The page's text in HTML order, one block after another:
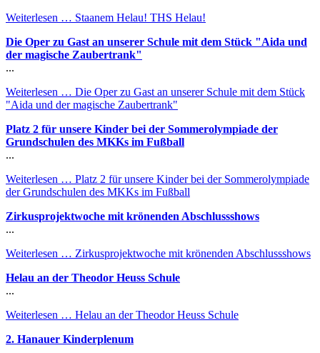
Weiterlesen … Staanem Helau! THS Helau!
Die Oper zu Gast an unserer Schule mit dem Stück "Aida und
der magische Zaubertrank"
...
Weiterlesen … Die Oper zu Gast an unserer Schule mit dem Stück
"Aida und der magische Zaubertrank"
Platz 2 für unsere Kinder bei der Sommerolympiade der
Grundschulen des MKKs im Fußball
...
Weiterlesen … Platz 2 für unsere Kinder bei der Sommerolympiade
der Grundschulen des MKKs im Fußball
Zirkusprojektwoche mit krönenden Abschlussshows
...
Weiterlesen … Zirkusprojektwoche mit krönenden Abschlussshows
Helau an der Theodor Heuss Schule
...
Weiterlesen … Helau an der Theodor Heuss Schule
2. Hanauer Kinderplenum